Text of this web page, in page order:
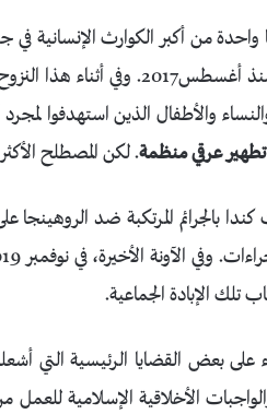
منطقة راخين ومينامار، منذ
والأطفال الذين استهدفوا
عرقي منظمة. لكن المصطلح
2018، اعترفت كندا بالجرائم المرتكبة ضد
تلك الإبادة الجماعية.
على بعض القضايا الرئيسية التي
الأخلاقية الإسلامية للعمل